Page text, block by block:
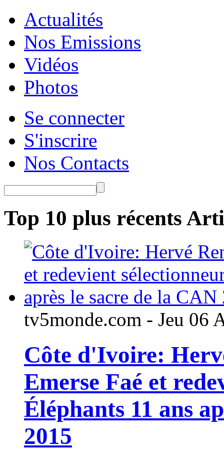
Actualités
Nos Emissions
Vidéos
Photos
Se connecter
S'inscrire
Nos Contacts
Top 10 plus récents
tv5monde.com - Jeu 06
Côte d'Ivoire:
Emerse Faé et
Éléphants 11 ans
2015